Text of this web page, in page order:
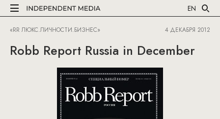
EN
«RR ЛЮКС.ЛИЧНОСТИ.БИЗНЕС» 4 ДЕКАБРЯ 2012
Robb Report Russia in December